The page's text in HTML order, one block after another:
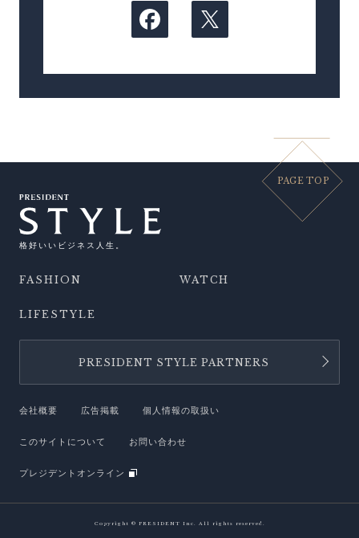
PAGE TOP
格好いいビジネス人生。
FASHION WATCH
LIFESTYLE
PRESIDENT STYLE PARTNERS
会社概要 広告掲載 個人情報の取扱い
このサイトについて お問い合わせ
プレジデントオンライン
Copyright © PRESIDENT Inc. All rights reserved.